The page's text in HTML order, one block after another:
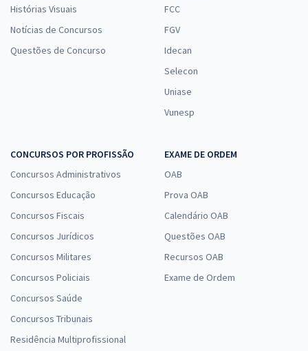
Histórias Visuais
Notícias de Concursos
Questões de Concurso
FCC
FGV
Idecan
Selecon
Uniase
Vunesp
CONCURSOS POR PROFISSÃO
Concursos Administrativos
Concursos Educação
Concursos Fiscais
Concursos Jurídicos
Concursos Militares
Concursos Policiais
Concursos Saúde
Concursos Tribunais
Residência Multiprofissional
EXAME DE ORDEM
OAB
Prova OAB
Calendário OAB
Questões OAB
Recursos OAB
Exame de Ordem